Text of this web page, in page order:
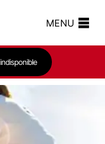
MENU
indisponible